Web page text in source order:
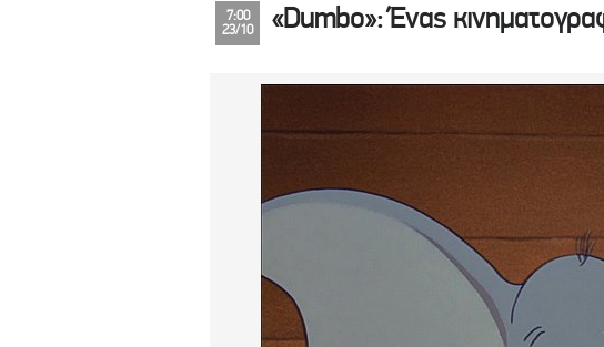
7:00
23/10
«Dumbo»: Ένας